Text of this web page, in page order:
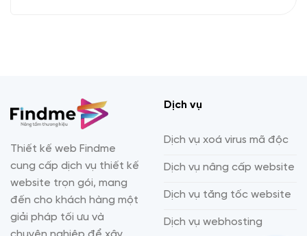
Thiết kế web Findme
cung cấp dịch vụ thiết kế
website trọn gói, mang
đến cho khách hàng một
giải pháp tối ưu và
Dịch vụ
Dịch vụ xoá virus mã độc
Dịch vụ nâng cấp website
Dịch vụ tăng tốc website
Dịch vụ webhosting